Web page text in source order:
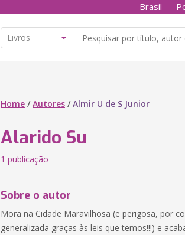
Brasil
Home /Autores /Almir U de S Junior
Alarido Su
1 publicação
Sobre o autor
Mora na Cidade Maravilhosa (e perigosa, por
generalizada graças às leis que temos!!!) e